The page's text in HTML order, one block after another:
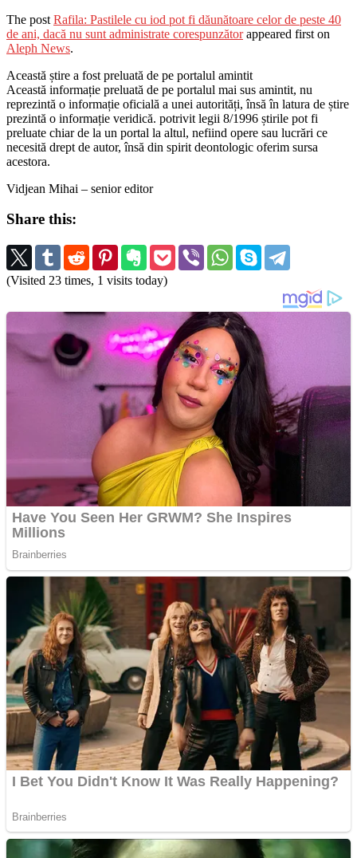
The post Rafila: Pastilele cu iod pot fi dăunătoare celor de peste 40
de ani, dacă nu sunt administrate corespunzătorappeared first on
Aleph News.
Această știre a fost preluată de pe portalul amintit
Această informație preluată de pe portalul mai sus amintit, nu
reprezintă o informație oficială a unei autorități, însă în latura de știre
prezintă o informație veridică. potrivit legii 8/1996 știrile pot fi
preluate chiar de la un portal la altul, nefiind opere sau lucrări ce
necesită drept de autor, însă din spirit deontologic oferim sursa
acestora.
Vidjean Mihai – senior editor
Share this:
(Visited 23 times, 1 visits today)